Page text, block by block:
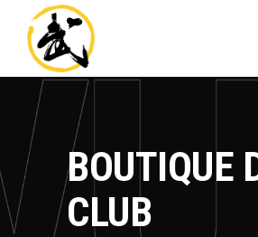
BOUTIQUE
CLUB